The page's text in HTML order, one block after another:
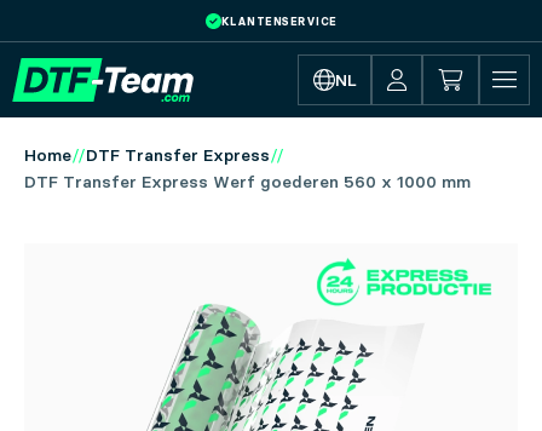
Skip to main content
KLANTENSERVICE
NL
Home
DTF Transfer Express
DTF Transfer Express Werf goederen 560 x 1000 mm